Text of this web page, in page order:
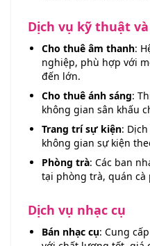
Dịch vụ kỹ thuật
Cho thuê âm thanh:
nghiệp, phù hợp với
đến lớn.
Cho thuê ánh sáng:
không gian sân khấu
Trang trí sự kiện:
không gian sự kiện
Phòng trà: Các ban
tại phòng trà, quán cà
Dịch vụ nhạc cụ
Bán nhạc cụ: Cung